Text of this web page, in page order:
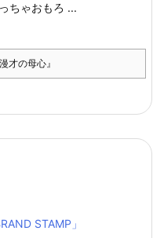
ちゃおもろ ...
才の母心』
STAMP」